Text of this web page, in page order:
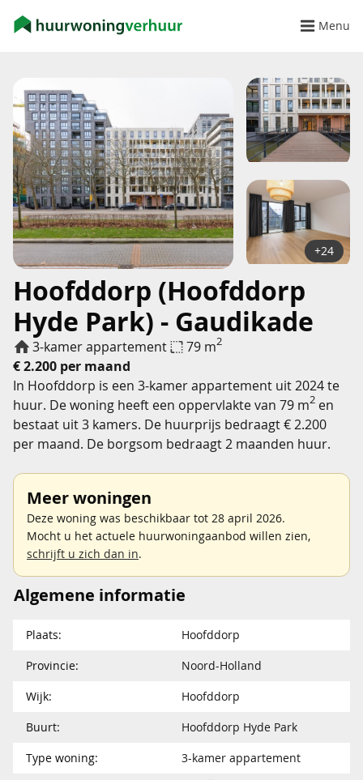
Menu
Hoofddorp (Hoofddorp
Hyde Park) - Gaudikade
3-kamer appartement 79 m2
€ 2.200 per maand
+24
In Hoofddorp is een 3-kamer appartement uit 2024 te
huur. De woning heeft een oppervlakte van 79 m2 en
bestaat uit 3 kamers. De huurprijs bedraagt € 2.200
per maand. De borgsom bedraagt 2 maanden huur.
Meer woningen
Deze woning was beschikbaar tot 28 april 2026.
Mocht u het actuele huurwoningaanbod willen zien,
schrijft u zich dan in.
Algemene informatie
Plaats:
Hoofddorp
Provincie:
Noord-Holland
Wijk:
Hoofddorp
Buurt:
Hoofddorp Hyde Park
Type woning:
3-kamer appartement